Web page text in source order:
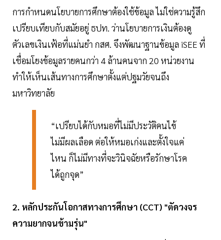
การกำหนดนโยบายการศึกษาต้องใช้ข้อมูล ไม่ใช่ความรู้สึก
เปรียบเทียบกับสมัยอยู่ ธปท. ว่านโยบายการเงินต้องดู
ตัวเลขเงินเฟ้อที่แม่นยำ กสศ. จึงพัฒนาฐานข้อมูล iSEE ที่
เชื่อมโยงข้อมูลรายคนกว่า 4 ล้านคนจาก 20 หน่วยงาน
ทำให้เห็นเส้นทางการศึกษาตั้งแต่ปฐมวัยจนถึง
มหาวิทยาลัย
“เปรียบได้กับหมอที่ไม่มีประวัติคนไข้
ไม่มีผลเลือด ต่อให้หมอเก่งและตั้งใจแค่
ไหน ก็ไม่มีทางที่จะวินิจฉัยหรือรักษาโรค
ได้ถูกจุด”
2. หลักประกันโอกาสทางการศึกษา (CCT) "ตัดวงจร
ความยากจนข้ามรุ่น"